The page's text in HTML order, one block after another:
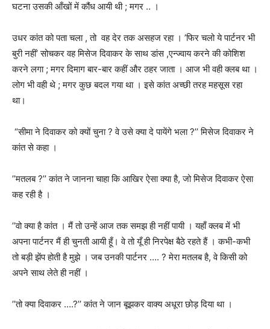
घटना उसकी आँखों में कौंध आयी थी ; मगर .. ।
उधर कांत को पता चला , तो वह देर तक असहज रहा । ’फिर चलो ये पार्टनर भी
बुरी नहीं‘सोचकर वह मिसेज दिवाकर के साथ डांस ,एन्ज्वाय करने की कोशिश
करने लगा ;मगर दिमाग बार-बार कहीं और ठहर जाता । आज भी वही क्लब था ।
लोग भी वही थे ;मगर कुछ बदल गया था । इसे कांत अच्छी तरह महसूस रहा
था।
“सीमा ने दिवाकर को क्यों चुना?वे उसे क्या दे पायेंगे भला?’’मिसेज दिवाकर ने
कांत से कहा ।
’’मतलब?’’कांत ने जानना चाहा कि आखिर ऐसा क्या है,जो मिसेज दिवाकर ऐसा
कह रही है ।
’’वो क्या है कांत । मैं तो उन्हें आज तक समझ ही नहीं पायी । यहाँ क्लब में भी
अपना पार्टनर मैं ही चुनती आयी हूँ। वे तो यूँ ही निरपेक्ष बैठे रहते हैं । कभी-कभी
तो बड़ी झेंप होती है मुझे । जब उनकी पार्टनर …. ?मेरा मतलब है,वे किसी को
अपने साथ लेते ही नहीं ।
’’तो क्या दिवाकर ….?’’कांत ने जान बूझकर वाक्य अधूरा छोड़ दिया था ।